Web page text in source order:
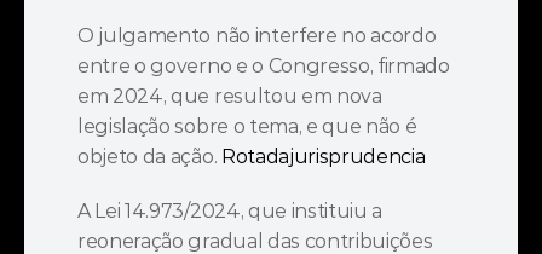
O julgamento não interfere no acordo
entre o governo e o Congresso, firmado
em 2024, que resultou em nova
legislação sobre o tema, e que não é
objeto da ação. Rotadajurisprudencia
A Lei 14.973/2024, que instituiu a
reoneração gradual das contribuições